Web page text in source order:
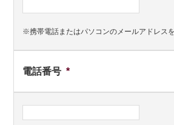
※携帯電話またはパソコンのメールアドレス
電話番号 *